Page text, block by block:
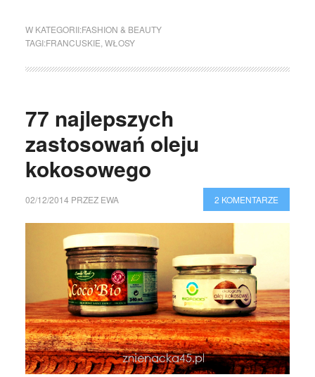
W KATEGORII:FASHION & BEAUTY
TAGI:FRANCUSKIE WŁOSY
77 najlepszych
zastosowań oleju
kokosowego
02/12/2014 PRZEZ EWA 2 KOMENTARZE